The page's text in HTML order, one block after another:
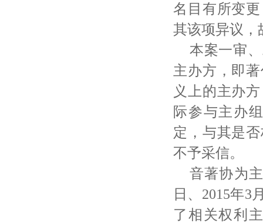
名目有所变
其该项异议，
本案一审
主办方，即
义上的主办
际参与主办
定，与其是
不予采信。
音著协为
日、2015年3
了相关权利